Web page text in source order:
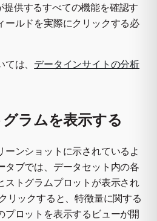
供するすべての機能を確認す
ールドを実際にクリックする必
は、 データインサイトの分析
ラムを表示する
ーンショットに示されているよ
タブでは、データセット内の各
ストグラムプロットが表示され
リックすると、特徴量に関する
プロットを表示するビューが開